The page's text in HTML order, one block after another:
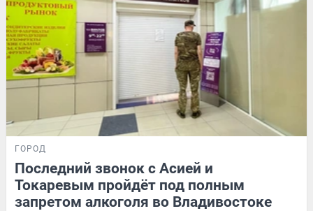
ГОРОД
Последний звонок с Асией и
Токаревым пройдёт под полным
запретом алкоголя во Владивостоке